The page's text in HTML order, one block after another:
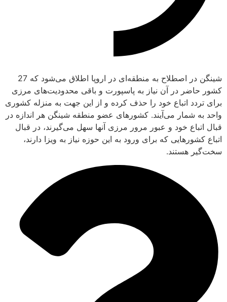
شینگن در اصطلاح به منطقه‌ای در اروپا اطلاق می‌شود که 27
کشور حاضر در آن نیاز به پاسپورت و باقی محدودیت‌های مرزی
برای تردد اتباع خود را حذف کرده و از این جهت به منزله کشوری
واحد به شمار می‌آیند. کشورهای عضو منطقه شینگن هر اندازه در
قبال اتباع خود و عبور مرور مرزی آنها سهل می‌گیرند، در قبال
اتباع کشورهایی که برای ورود به این حوزه نیاز به ویزا دارند،
سخت‌گیر هستند.